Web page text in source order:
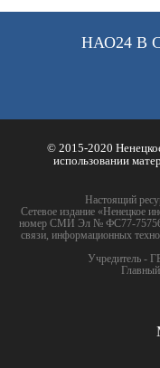
НАО24 В
© 2015-2020
использовании
Настоящий
Сетевое издание «Ненецкое
номер СМИ Эл № ФС77-75756
связи, информационных
Учредитель -